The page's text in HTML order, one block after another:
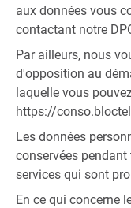
aux données vous
contactant notre
Par ailleurs, nous
d'opposition au
laquelle vous
https://
Les données
conservées
services qui sont
En ce qui concerne